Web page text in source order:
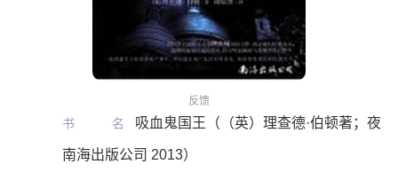
反馈
书名 吸血鬼国王（（英）理查德·伯顿著；夜
南海出版公司 2013）